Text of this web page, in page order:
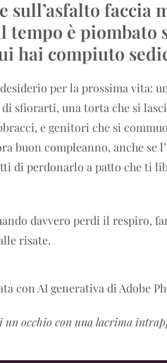
sull’asfalto faccia
tempo è piombato
hai compiuto
per la prossima vita:
sfiorarti, una torta che si
e genitori che si
buon compleanno, anche se
di perdonarlo a patto che ti
davvero perdi il respiro,
risate.
con AI generativa di Adobe
occhio con una lacrima